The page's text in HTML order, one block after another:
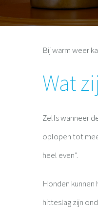
Bij warm weer
Wat
Zelfs wanneer
oplopen tot
heel even”.
Honden
hitteslag zijn